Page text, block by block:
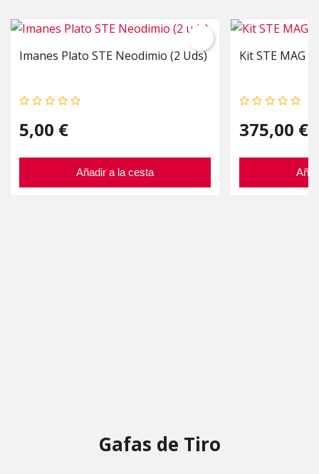
Imanes Plato STE Neodimio (2 Uds)
5,00 €
Añadir a la cesta
Kit STE MAG
375,00 €
Gafas de Tiro